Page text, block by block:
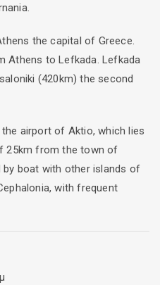
the capital of Greece.
Athens to Lefkada. Lefkada
(420km) the second
airport of Aktio, which lies
25km from the town of
by boat with other islands of
with frequent